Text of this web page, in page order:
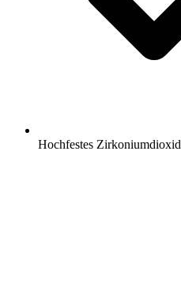
Hochfestes Zirkoniumdioxid